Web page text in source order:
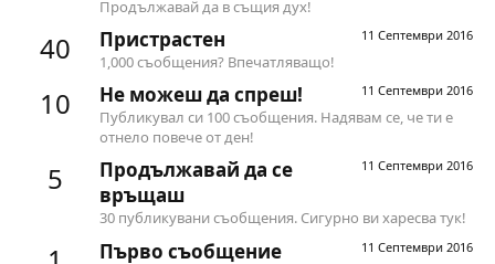
Продължавай да в същия дух!
40 11 Септември 2016
Пристрастен
1,000 съобщения? Впечатляващо!
10 11 Септември 2016
Не можеш да спреш!
Публикувал си 100 съобщения. Надявам се, че ти е
отнело повече от ден!
5 11 Септември 2016
Продължавай да се
връщаш
30 публикувани съобщения. Сигурно ви харесва тук!
11 Септември 2016
Първо съобщение